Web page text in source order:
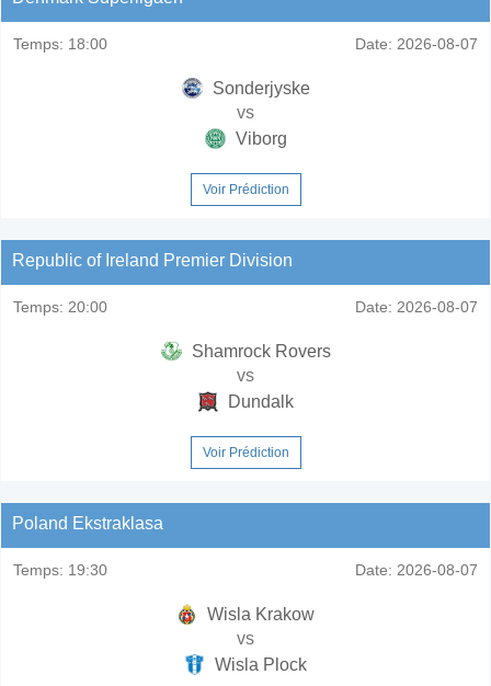
Temps: 18:00 Date: 2026-08-07
Sonderjyske
vs
Viborg
Voir Prédiction
Republic of Ireland Premier Division
Temps: 20:00 Date: 2026-08-07
Shamrock Rovers
vs
Dundalk
Voir Prédiction
Poland Ekstraklasa
Temps: 19:30 Date: 2026-08-07
Wisla Krakow
vs
Wisla Plock